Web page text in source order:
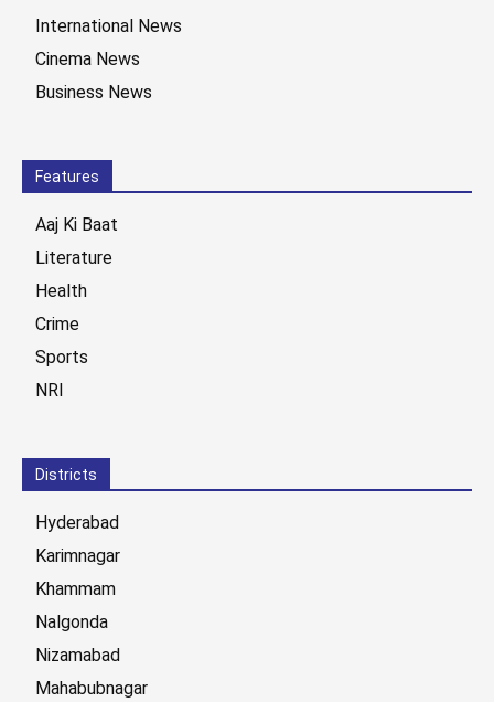
International News
Cinema News
Business News
Features
Aaj Ki Baat
Literature
Health
Crime
Sports
NRI
Districts
Hyderabad
Karimnagar
Khammam
Nalgonda
Nizamabad
Mahabubnagar